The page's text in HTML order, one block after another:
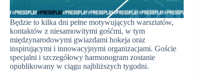
Będzie to kilka dni pełne motywujących warsztatów,
kontaktów z niesamowitymi gośćmi, w tym
międzynarodowymi gwiazdami hokeja oraz
inspirującymi i innowacyjnymi organizacjami. Goście
specjalni i szczegółowy harmonogram zostanie
opublikowany w ciągu najbliższych tygodni.